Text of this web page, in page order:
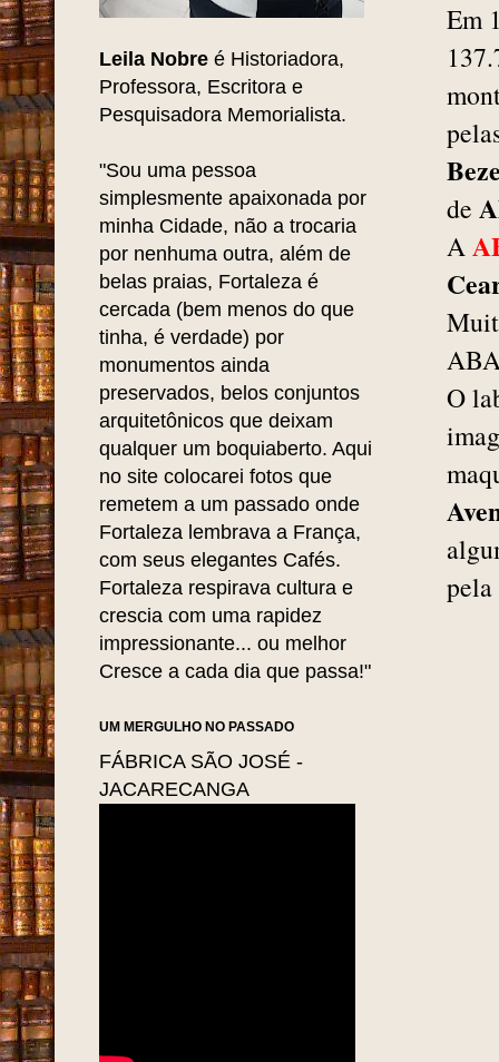
Em
de
A
O
Leila Nobre é Historiadora,
Professora, Escritora e
Pesquisadora Memorialista.
"Sou uma pessoa
simplesmente apaixonada por
minha Cidade, não a trocaria
por nenhuma outra, além de
belas praias, Fortaleza é
cercada (bem menos do que
tinha, é verdade) por
monumentos ainda
preservados, belos conjuntos
arquitetônicos que deixam
qualquer um boquiaberto. Aqui
no site colocarei fotos que
remetem a um passado onde
Fortaleza lembrava a França,
com seus elegantes Cafés.
Fortaleza respirava cultura e
crescia com uma rapidez
impressionante... ou melhor
Cresce a cada dia que passa!"
UM MERGULHO NO PASSADO
FÁBRICA SÃO JOSÉ -
JACARECANGA